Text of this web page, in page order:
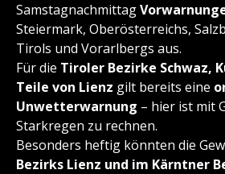
Samstagnachmittag
Steiermark, Oberösterreichs,
Tirols und Vorarlbergs aus.
Für die Tiroler Bezirke Schwaz,
Teile von Lienz gilt bereits eine
Unwetterwarnung – hier ist mit
Starkregen zu rechnen.
Besonders heftig könnten die
Bezirks Lienz und im Kärntner